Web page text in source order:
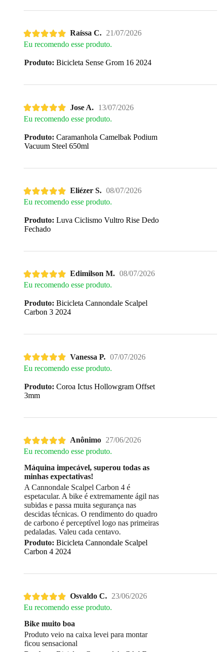
Raíssa C. 21/07/2026
Eu recomendo esse produto.
Produto: Bicicleta Sense Grom 16 2024
Jose A. 13/07/2026
Eu recomendo esse produto.
Produto: Caramanhola Camelbak Podium
Vacuum Steel 650ml
Eliézer S. 08/07/2026
Eu recomendo esse produto.
Produto: Luva Ciclismo Vultro Rise Dedo
Fechado
Edimilson M. 08/07/2026
Eu recomendo esse produto.
Produto: Bicicleta Cannondale Scalpel
Carbon 3 2024
Vanessa P. 07/07/2026
Eu recomendo esse produto.
Produto: Coroa Ictus Hollowgram Offset
3mm
Anônimo 27/06/2026
Eu recomendo esse produto.
Máquina impecável, superou todas as
minhas expectativas!
A Cannondale Scalpel Carbon 4 é
espetacular. A bike é extremamente ágil nas
subidas e passa muita segurança nas
descidas técnicas. O rendimento do quadro
de carbono é perceptível logo nas primeiras
pedaladas. Valeu cada centavo.
Produto: Bicicleta Cannondale Scalpel
Carbon 4 2024
Osvaldo C. 23/06/2026
Eu recomendo esse produto.
Bike muito boa
Produto veio na caixa levei para montar
ficou sensacional